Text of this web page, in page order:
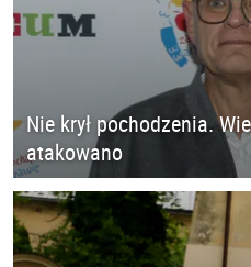
Nie krył pochodzenia.
atakowano